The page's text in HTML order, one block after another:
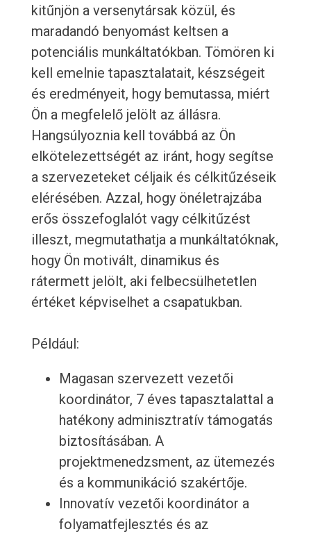
kitűnjön a versenytársak közül, és
maradandó benyomást keltsen a
potenciális munkáltatókban. Tömören ki
kell emelnie tapasztalatait, készségeit
és eredményeit, hogy bemutassa, miért
Ön a megfelelő jelölt az állásra.
Hangsúlyoznia kell továbbá az Ön
elkötelezettségét az iránt, hogy segítse
a szervezeteket céljaik és célkitűzéseik
elérésében. Azzal, hogy önéletrajzába
erős összefoglalót vagy célkitűzést
illeszt, megmutathatja a munkáltatóknak,
hogy Ön motivált, dinamikus és
rátermett jelölt, aki felbecsülhetetlen
értéket képviselhet a csapatukban.
Például:
Magasan szervezett vezetői
koordinátor, 7 éves tapasztalattal a
hatékony adminisztratív támogatás
biztosításában. A
projektmenedzsment, az ütemezés
és a kommunikáció szakértője.
Innovatív vezetői koordinátor a
folyamatfejlesztés és az